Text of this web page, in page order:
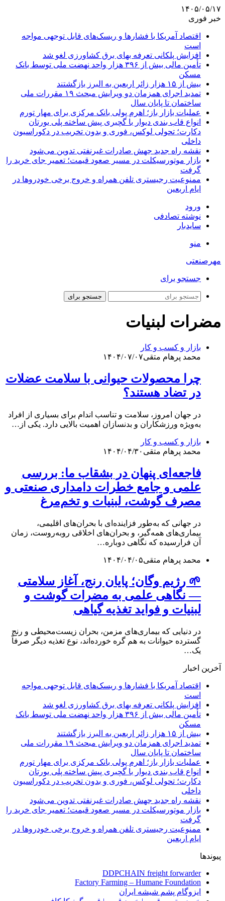
۱۴۰۵/۰۵/۱۷
خبر فوری
اقتصاد آمریکا با فشارها و ریسک‌های قابل توجهی مواجه
است
افزایش پلکانی تعرفه بهای برق کشاورزی لغو شد
تأمین مالی بیش از ۳۹۶ هزار واحد نهضت ملی توسط بانک
مسکن
بیش از ۱۵ هزار زائر اربعین به البرز بازگشتند
تمدید اجرای همزمان دو ویرایش مبحث ۱۹ مقررات ملی
ساختمان تا پایان سال
عملیات بازار باز؛ اهرم پولی بانک مرکزی برای مهار تورم
انواع قاب بندی دیوار با گچبری پیش ساخته پلی یورتان
دکارت؛ تحولی لوکس، فوری و بدون تخریب در دکوراسیون
داخلی
نقشه راه جدید جهش صادرات غیرنفتی تدوین می‌شود
بازار موتورسیکلت در مسیر صعود قیمت؛ تعمیر جای خرید را
گرفت
ممنوعیت رجیستری تلفن همراه و خروج برخی خودروها در
ایام اربعین
ورود
نوشته تصادفی
سایدبار
منو
مهرصنعتی
جستجو برای
جستجو برای
مضرات لبنیات
بازار و کسب و کار
محمد پرهام متقی۱۴۰۴/۰۷/۰۷
چرا محصولات حیوانی با سلامت عضلات
در تضاد هستند؟
در جهان امروز، سلامت و تناسب اندام برای بسیاری از افراد
به‌ویژه ورزشکاران و بدنسازان اهمیت بالایی دارد. یکی از…
بازار و کسب و کار
محمد پرهام متقی ۱۴۰۴/۰۴/۳۰
فاجعه‌ای پنهان در بشقاب ما: بررسی
علمی و جامع خطرات دامداری صنعتی و
مصرف گوشت، لبنیات و تخم‌مرغ
در جهانی که به‌طور فزاینده‌ای با بحران‌های اقلیمی،
بیماری‌های همه‌گیر، و بحران‌های اخلاقی روبه‌روست، زمان
آن فرارسیده که نگاهی دوباره…
محمد پرهام متقی۱۴۰۴/۰۴/۰۵
🌱 رژیم وگان؛ پایان رنج، آغاز سلامتی
— نگاهی علمی به مضرات گوشت و
لبنیات و فواید تغذیه گیاهی
در دنیایی که بیماری‌های مزمن، بحران زیست‌محیطی و رنج
گسترده حیوانات به هم گره خورده‌اند، نوع تغذیه دیگر صرفاً
یک…
آخرین اخبار
اقتصاد آمریکا با فشارها و ریسک‌های قابل توجهی مواجه
است
افزایش پلکانی تعرفه بهای برق کشاورزی لغو شد
تأمین مالی بیش از ۳۹۶ هزار واحد نهضت ملی توسط بانک
مسکن
بیش از ۱۵ هزار زائر اربعین به البرز بازگشتند
تمدید اجرای همزمان دو ویرایش مبحث ۱۹ مقررات ملی
ساختمان تا پایان سال
عملیات بازار باز؛ اهرم پولی بانک مرکزی برای مهار تورم
انواع قاب بندی دیوار با گچبری پیش ساخته پلی یورتان
دکارت؛ تحولی لوکس، فوری و بدون تخریب در دکوراسیون
داخلی
نقشه راه جدید جهش صادرات غیرنفتی تدوین می‌شود
بازار موتورسیکلت در مسیر صعود قیمت؛ تعمیر جای خرید را
گرفت
ممنوعیت رجیستری تلفن همراه و خروج برخی خودروها در
ایام اربعین
پیوندها
DDPCHAIN freight forwarder
Factory Farming – Humane Foundation
ایزوگام پشم شیشه ایران